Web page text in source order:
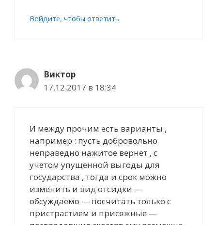
Войдите, чтобы ответить
Виктор
17.12.2017 в 18:34
И между прочим есть варианты ,
например : пусть добровольно
неправедно нажитое вернет , с
учетом упущенной выгоды для
государства , тогда и срок можно
изменить и вид отсидки —
обсуждаемо — посчитать только с
пристрастием и присяжные —